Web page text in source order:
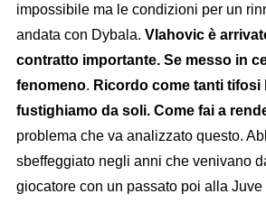
impossibile ma le condizioni per un
andata con Dybala. Vlahovic è
contratto importante. Se messo in
fenomeno. Ricordo come tanti
fustighiamo da soli. Come fai a
problema che va analizzato questo.
sbeffeggiato negli anni che venivano
giocatore con un passato poi alla